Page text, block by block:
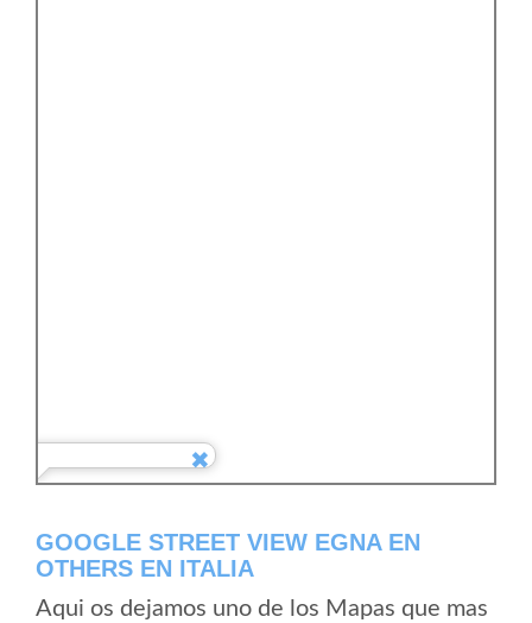
GOOGLE STREET VIEW EGNA EN
OTHERS EN ITALIA
Aqui os dejamos uno de los Mapas que mas